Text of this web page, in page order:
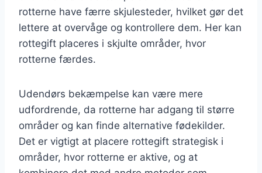
rotterne have færre skjulesteder, hvilket gør det
lettere at overvåge og kontrollere dem. Her kan
rottegift placeres i skjulte områder, hvor
rotterne færdes.
Udendørs bekæmpelse kan være mere
udfordrende, da rotterne har adgang til større
områder og kan finde alternative fødekilder.
Det er vigtigt at placere rottegift strategisk i
områder, hvor rotterne er aktive, og at